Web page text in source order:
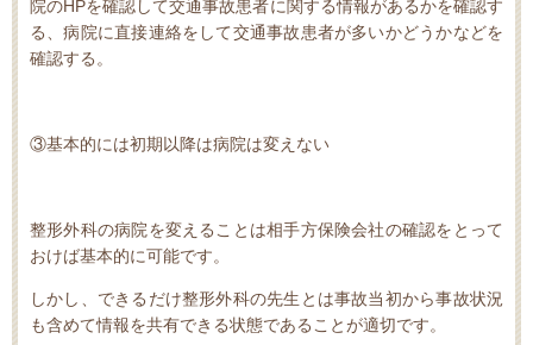
院のHPを確認して交通事故患者に関する情報があるかを確認す
る、病院に直接連絡をして交通事故患者が多いかどうかなどを
確認する。
③基本的には初期以降は病院は変えない
整形外科の病院を変えることは相手方保険会社の確認をとって
おけば基本的に可能です。
しかし、できるだけ整形外科の先生とは事故当初から事故状況
も含めて情報を共有できる状態であることが適切です。